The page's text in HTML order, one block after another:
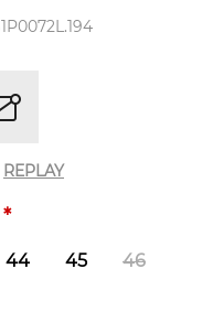
REPLAY
*
44 45 46